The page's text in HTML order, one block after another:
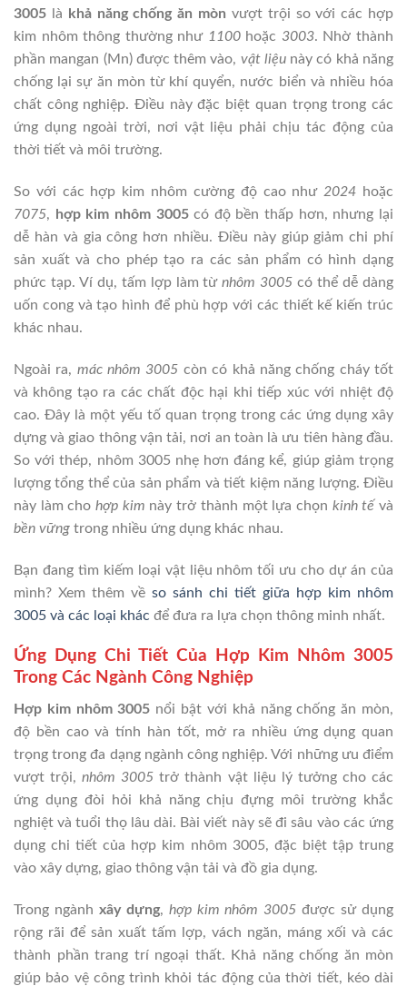
3005 là khả năng chống ăn mòn vượt trội so với các hợp
kim nhôm thông thường như 1100hoặc 3003. Nhờ thành
phần mangan (Mn) được thêm vào, vật liệunày có khả năng
chống lại sự ăn mòn từ khí quyển, nước biển và nhiều hóa
chất công nghiệp. Điều này đặc biệt quan trọng trong các
ứng dụng ngoài trời, nơi vật liệu phải chịu tác động của
thời tiết và môi trường.
So với các hợp kim nhôm cường độ cao như 2024 hoặc
7075, hợp kim nhôm 3005có độ bền thấp hơn, nhưng lại
dễ hàn và gia công hơn nhiều. Điều này giúp giảm chi phí
sản xuất và cho phép tạo ra các sản phẩm có hình dạng
phức tạp. Ví dụ, tấm lợp làm từnhôm 3005 có thể dễ dàng
uốn cong và tạo hình để phù hợp với các thiết kế kiến trúc
khác nhau.
Ngoài ra, mác nhôm 3005 còn có khả năng chống cháy tốt
và không tạo ra các chất độc hại khi tiếp xúc với nhiệt độ
cao. Đây là một yếu tố quan trọng trong các ứng dụng xây
dựng và giao thông vận tải, nơi an toàn là ưu tiên hàng đầu.
So với thép, nhôm 3005 nhẹ hơn đáng kể, giúp giảm trọng
lượng tổng thể của sản phẩm và tiết kiệm năng lượng. Điều
này làm chohợp kim này trở thành một lựa chọn kinh tế và
bền vững trong nhiều ứng dụng khác nhau.
Bạn đang tìm kiếm loại vật liệu nhôm tối ưu cho dự án của
mình? Xem thêm về so sánh chi tiết giữa hợp kim nhôm
3005 và các loại khác để đưa ra lựa chọn thông minh nhất.
Ứng Dụng Chi Tiết Của Hợp Kim Nhôm 3005
Trong Các Ngành Công Nghiệp
Hợp kim nhôm 3005 nổi bật với khả năng chống ăn mòn,
độ bền cao và tính hàn tốt, mở ra nhiều ứng dụng quan
trọng trong đa dạng ngành công nghiệp. Với những ưu điểm
vượt trội,nhôm 3005 trở thành vật liệu lý tưởng cho các
ứng dụng đòi hỏi khả năng chịu đựng môi trường khắc
nghiệt và tuổi thọ lâu dài. Bài viết này sẽ đi sâu vào các ứng
dụng chi tiết của hợp kim nhôm 3005, đặc biệt tập trung
vào xây dựng, giao thông vận tải và đồ gia dụng.
Trong ngành xây dựng, hợp kim nhôm 3005 được sử dụng
rộng rãi để sản xuất tấm lợp, vách ngăn, máng xối và các
thành phần trang trí ngoại thất. Khả năng chống ăn mòn
giúp bảo vệ công trình khỏi tác động của thời tiết, kéo dài